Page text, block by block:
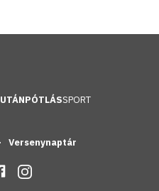
UTÁNPÓTLÁSSPORT
Versenynaptár